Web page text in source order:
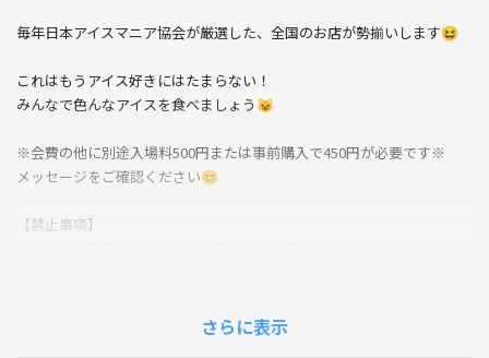
毎年日本アイスマニア協会が厳選した、全国のお店が勢揃いします😆
これはもうアイス好きにはたまらない！
みんなで色んなアイスを食べましょう😺
※会費の他に別途入場料500円または事前購入で450円が必要です※
メッセージをご確認ください😊
【禁止事項】
さらに表示